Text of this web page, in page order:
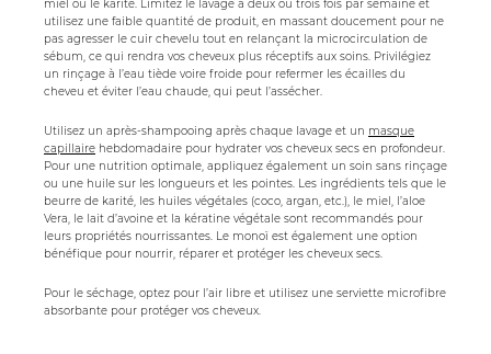
miel ou le karité. Limitez le lavage à deux ou trois fois par semaine et
utilisez une faible quantité de produit, en massant doucement pour ne
pas agresser le cuir chevelu tout en relançant la microcirculation de
sébum, ce qui rendra vos cheveux plus réceptifs aux soins. Privilégiez
un rinçage à l’eau tiède voire froide pour refermer les écailles du
cheveu et éviter l’eau chaude, qui peut l’assécher.
Utilisez un après-shampooing après chaque lavage et un masque
capillaire hebdomadaire pour hydrater vos cheveux secs en profondeur.
Pour une nutrition optimale, appliquez également un soin sans rinçage
ou une huile sur les longueurs et les pointes. Les ingrédients tels que le
beurre de karité, les huiles végétales (coco, argan, etc.), le miel, l’aloe
Vera, le lait d’avoine et la kératine végétale sont recommandés pour
leurs propriétés nourrissantes. Le monoï est également une option
bénéfique pour nourrir, réparer et protéger les cheveux secs.
Pour le séchage, optez pour l’air libre et utilisez une serviette microfibre
absorbante pour protéger vos cheveux.